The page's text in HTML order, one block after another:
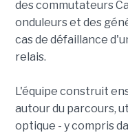
des commutateurs
onduleurs et des
cas de défaillance
relais.
L'équipe construit
autour du parcours,
optique - y compris